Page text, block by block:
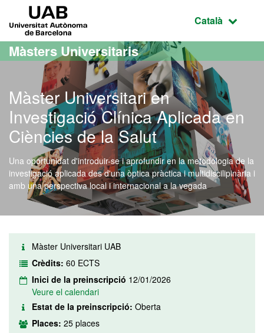
Ves al contingut principal
Ves a la navegació de la pàgina
Idioma
Català
Màsters Universitaris
Màster Universitari en
Investigació Clínica Aplicada en
Ciències de la Salut
Una oportunidat d'introduir-se i aprofundir en la metodologia de la
investigació aplicada des d'una òptica pràctica i multidiscilipinària i
amb una perspectiva local i internacional a la vegada
Màster Universitari UAB
Crèdits: 60 ECTS
Inici de la preinscripció 12/01/2026
Veure el calendari
Estat de la preinscripció: Oberta
Places: 25 places